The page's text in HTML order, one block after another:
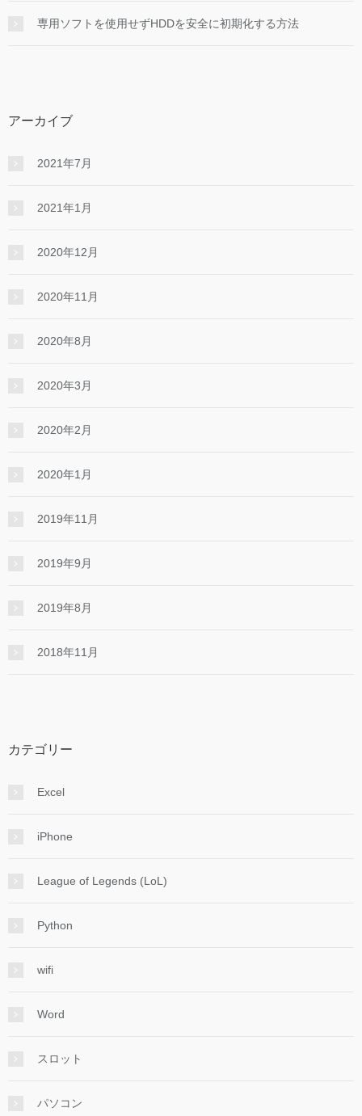
専用ソフトを使用せずHDDを安全に初期化する方法
アーカイブ
2021年7月
2021年1月
2020年12月
2020年11月
2020年8月
2020年3月
2020年2月
2020年1月
2019年11月
2019年9月
2019年8月
2018年11月
カテゴリー
Excel
iPhone
League of Legends (LoL)
Python
wifi
Word
スロット
パソコン